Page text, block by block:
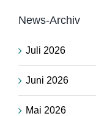
News-Archiv
Juli 2026
Juni 2026
Mai 2026